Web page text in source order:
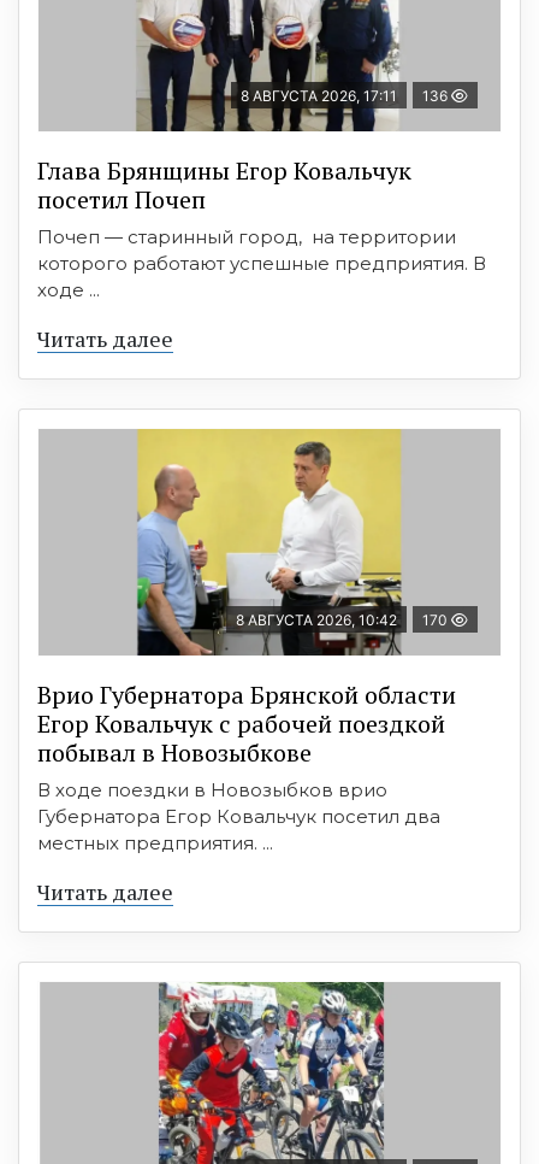
8 АВГУСТА 2026, 17:11 136
Глава Брянщины Егор Ковальчук
посетил Почеп
Почеп — старинный город, на территории
которого работают успешные предприятия. В
ходе ...
Читать далее
8 АВГУСТА 2026, 10:42 170
Врио Губернатора Брянской области
Егор Ковальчук с рабочей поездкой
побывал в Новозыбкове
В ходе поездки в Новозыбков врио
Губернатора Егор Ковальчук посетил два
местных предприятия. ...
Читать далее